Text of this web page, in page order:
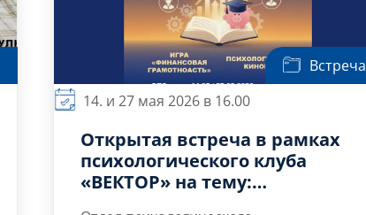
Встреча
14. и 27 мая 2026 в 16.00
Открытая встреча в рамках
психологического клуба
«ВЕКТОР» на тему: